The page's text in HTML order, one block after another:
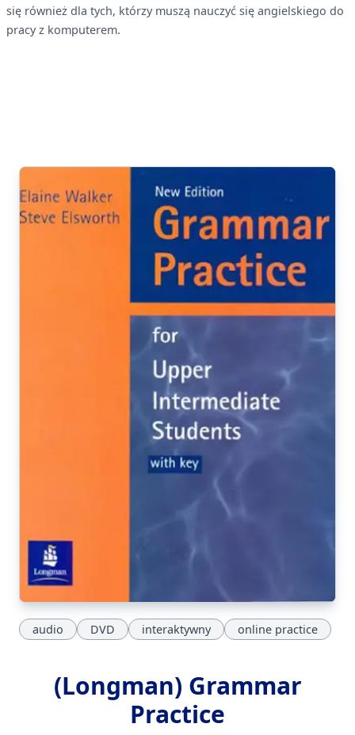
się również dla tych, którzy muszą nauczyć się angielskiego do
pracy z komputerem.
audio DVD interaktywny online practice
(Longman) Grammar
Practice